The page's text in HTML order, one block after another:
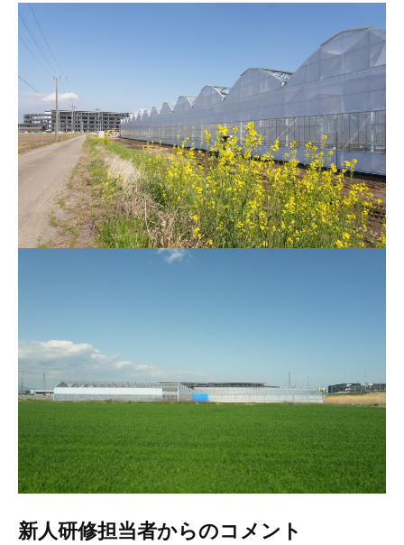
新人研修担当者からのコメント